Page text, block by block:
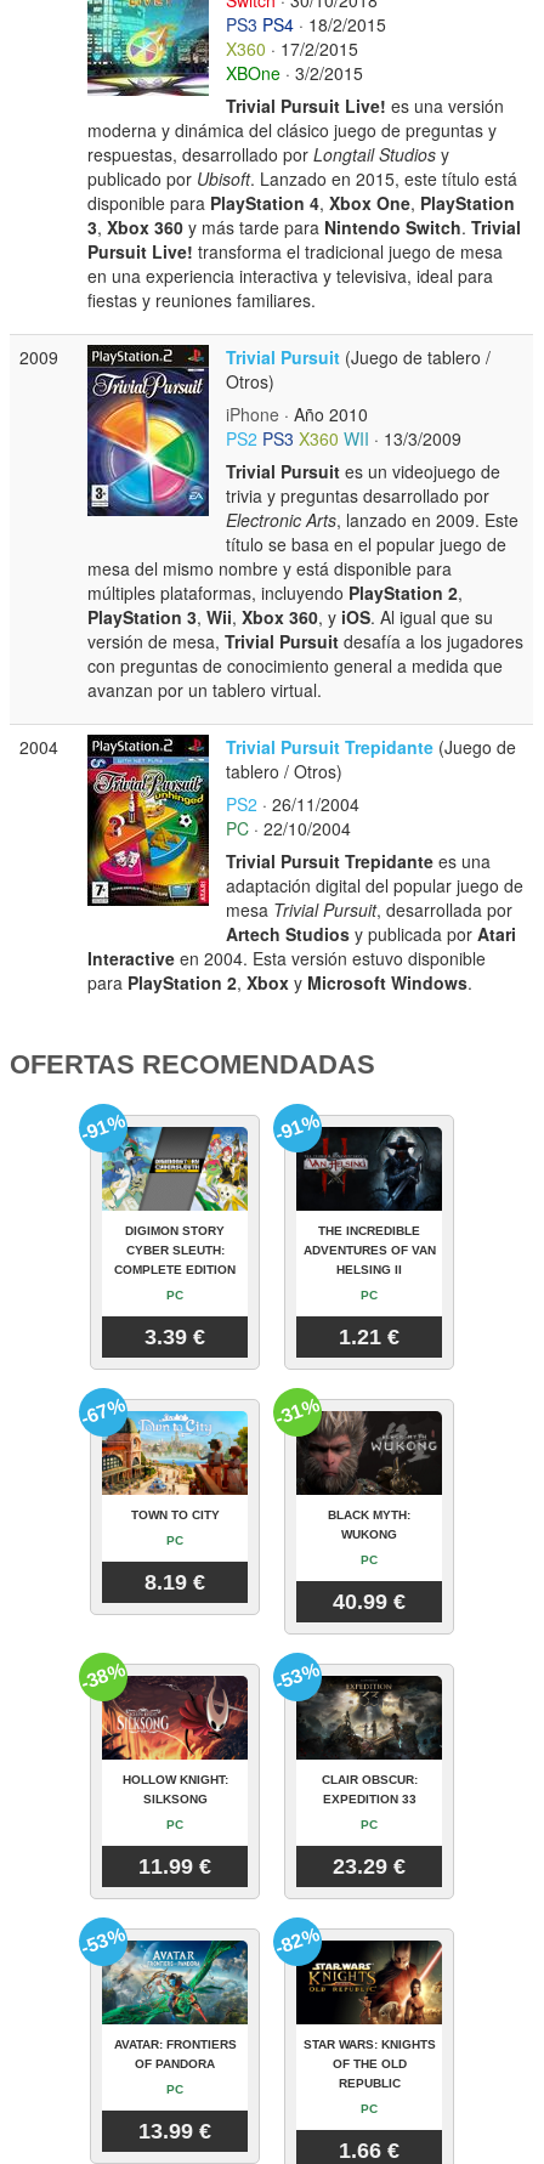
PS3 PS4 · 18/2/2015
X360 · 17/2/2015
XBOne · 3/2/2015
Trivial Pursuit Live! es una versión
moderna y dinámica del clásico juego de preguntas y
respuestas, desarrollado porLongtail Studios y
publicado por Ubisoft. Lanzado en 2015, este título está
disponible para PlayStation 4,Xbox One, PlayStation
3,Xbox 360 y más tarde para Nintendo Switch.Trivial
Pursuit Live! transforma el tradicional juego de mesa
en una experiencia interactiva y televisiva, ideal para
fiestas y reuniones familiares.
2009 Trivial Pursuit (Juego de tablero /
Otros)
iPhone · Año 2010
PS2 PS3 X360 WII · 13/3/2009
Trivial Pursuit es un videojuego de
trivia y preguntas desarrollado por
Electronic Arts, lanzado en 2009. Este
título se basa en el popular juego de
mesa del mismo nombre y está disponible para
múltiples plataformas, incluyendo PlayStation 2,
PlayStation 3,Wii,Xbox 360, y iOS. Al igual que su
versión de mesa,Trivial Pursuit desafía a los jugadores
con preguntas de conocimiento general a medida que
avanzan por un tablero virtual.
2004 Trivial Pursuit Trepidante (Juego de
tablero / Otros)
PS2 · 26/11/2004
PC · 22/10/2004
Trivial Pursuit Trepidante es una
adaptación digital del popular juego de
mesa Trivial Pursuit, desarrollada por
Artech Studios y publicada porAtari
Interactive en 2004. Esta versión estuvo disponible
para PlayStation 2,Xbox y Microsoft Windows.
OFERTAS RECOMENDADAS
DIGIMON STORY
CYBER SLEUTH:
COMPLETE EDITION
PC
3.39 €
-91%
THE INCREDIBLE
ADVENTURES OF VAN
HELSING II
PC
1.21 €
-91%
TOWN TO CITY
PC
8.19 €
-67%
BLACK MYTH:
WUKONG
PC
40.99 €
-31%
HOLLOW KNIGHT:
SILKSONG
PC
11.99 €
-38%
CLAIR OBSCUR:
EXPEDITION 33
PC
23.29 €
-53%
AVATAR: FRONTIERS
OF PANDORA
PC
13.99 €
-53%
STAR WARS: KNIGHTS
OF THE OLD
REPUBLIC
PC
1.66 €
-82%